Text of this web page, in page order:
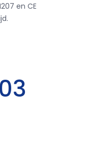
en CE